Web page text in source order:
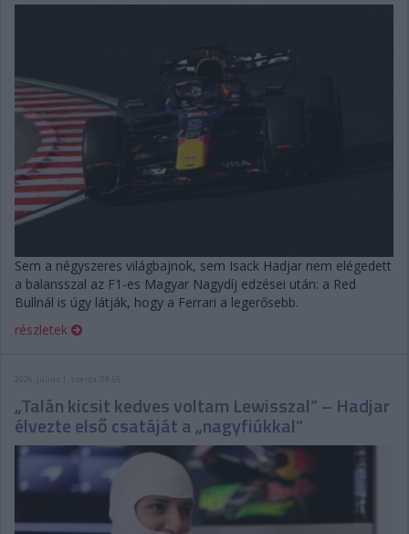
Sem a négyszeres világbajnok, sem Isack Hadjar nem elégedett
a balansszal az F1-es Magyar Nagydíj edzései után: a Red
Bullnál is úgy látják, hogy a Ferrari a legerősebb.
részletek
2026. július 1. szerda, 09:55
„Talán kicsit kedves voltam Lewisszal” – Hadjar
élvezte első csatáját a „nagyfiúkkal”